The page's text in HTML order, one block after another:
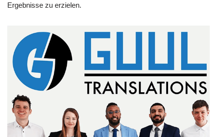
Ergebnisse zu erzielen.